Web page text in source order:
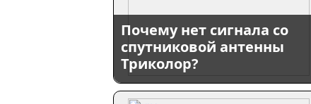
Почему нет сигнала со
спутниковой антенны
Триколор?